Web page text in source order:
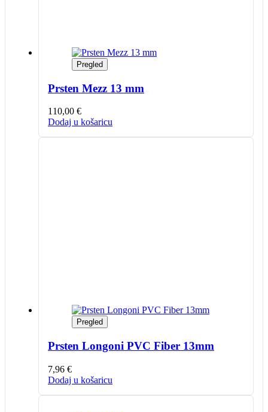
Pregled
Prsten Mezz 13 mm
110,00 €
Dodaj u košaricu
Pregled
Prsten Longoni PVC Fiber 13mm
7,96 €
Dodaj u košaricu